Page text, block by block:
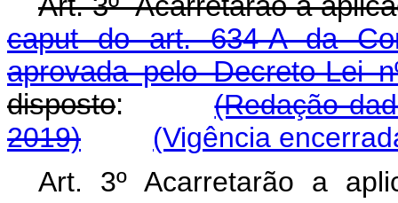
caput do art. 634-A da
aprovada pelo Decreto-Lei
disposto:(Redação
2019)
(Vigência
Art. 3º Acarretarão a